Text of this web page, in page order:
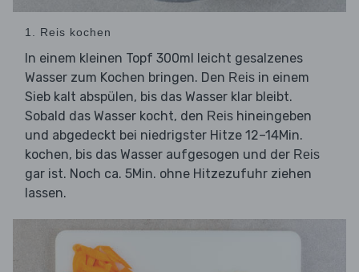
1. Reis kochen
In einem kleinen Topf 300ml leicht gesalzenes
Wasser zum Kochen bringen. Den Reis in einem
Sieb kalt abspülen, bis das Wasser klar bleibt.
Sobald das Wasser kocht, den Reis hineingeben
und abgedeckt bei niedrigster Hitze 12–14Min.
kochen, bis das Wasser aufgesogen und der Reis
gar ist. Noch ca. 5Min. ohne Hitzezufuhr ziehen
lassen.